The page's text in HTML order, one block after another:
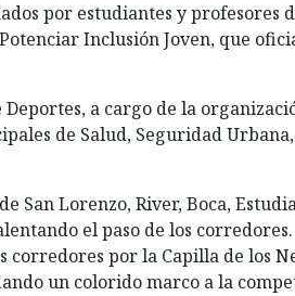
por estudiantes y profesores
Inclusión Joven, que
a cargo de la
de Salud, Seguridad
San Lorenzo, River, Boca,
el paso de los
corredores por la Capilla de los
un colorido marco a la